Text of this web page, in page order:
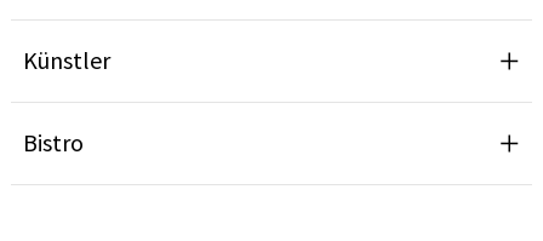
Künstler
Bistro